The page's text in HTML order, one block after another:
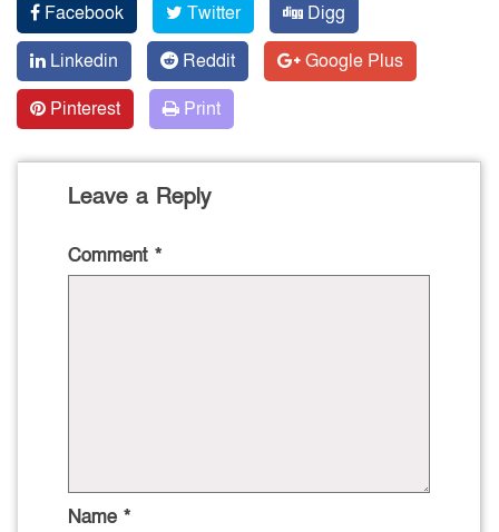
Facebook Twitter
Digg
Linkedin
Reddit
Google Plus
Pinterest
Print
Leave a Reply
Comment *
Name *